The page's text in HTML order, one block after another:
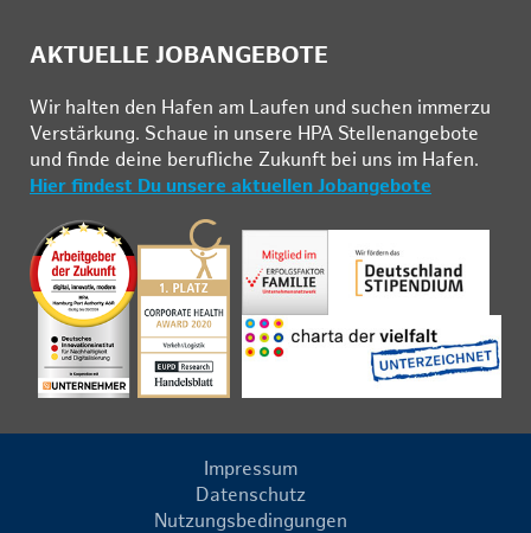
AKTUELLE JOBANGEBOTE
Wir hal­ten den Ha­fen am Lau­fen und su­chen im­mer­zu
Ver­stär­kung. Schau­e in un­se­re HPA Stel­len­an­ge­bo­te
und fin­de deine be­ruf­li­che Zu­kunft bei uns im Ha­fen.
Hier findest Du unsere aktuellen Jobangebote
Impressum
Datenschutz
Nutzungsbedingungen